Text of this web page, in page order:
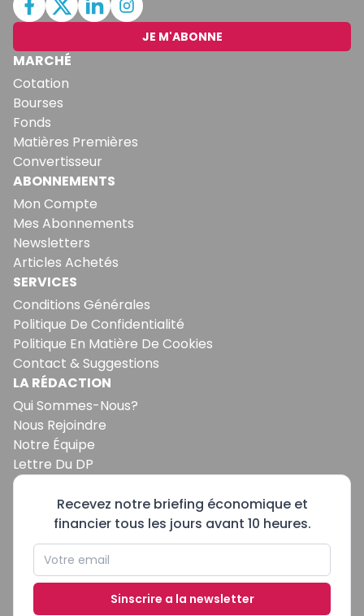
JE M'ABONNE
MARCHÉ
Cotation
Bourses
Fonds
Matières Premières
Convertisseur
ABONNEMENTS
Mon Compte
Mes Abonnements
Newsletters
Articles Achetés
SERVICES
Conditions Générales
Politique De Confidentialité
Politique En Matière De Cookies
Contact & Suggestions
LA RÉDACTION
Qui Sommes-Nous?
Nous Rejoindre
Notre Équipe
Lettre Du DP
Recevez notre briefing économique et
financier tous les jours avant 10 heures.
Sinscrire a la newsletter